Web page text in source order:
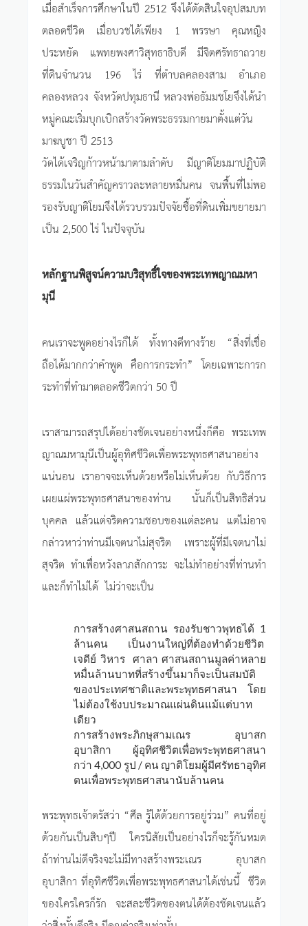
เมื่อสำเร็จการศึกษาในปี 2512 จึงได้ตัดสินใจอุปสมบท
ตลอดชีวิต เมื่อบวชได้เพียง 1 พรรษา คุณหญิง
ประหยัด แพทยพงศาวิสุทธาธิบดี มีจิตศรัทธาถวาย
ที่ดินจำนวน 196 ไร่ ที่ตำบลคลองสาม อำเภอ
คลองหลวง จังหวัดปทุมธานี หลวงพ่อธัมมชโยจึงได้นำ
หมู่คณะเริ่มบุกเบิกสร้างวัดพระธรรมกายมาตั้งแต่วัน
มาฆบูชา ปี 2513
วัดได้เจริญก้าวหน้ามาตามลำดับ มีญาติโยมมาปฏิบัติ
ธรรมในวันสำคัญคราวละหลายหมื่นคน จนพื้นที่ไม่พอ
รองรับญาติโยมจึงได้รวบรวมปัจจัยซื้อที่ดินเพิ่มขยายมา
เป็น 2,500 ไร่ ในปัจจุบัน
หลักฐานพิสูจน์ความบริสุทธิ์ใจของพระเทพญาณมหา
มุนี
คนเราจะพูดอย่างไรก็ได้ ทั้งทางดีทางร้าย “สิ่งที่เชื่อ
ถือได้มากกว่าคำพูด คือการกระทำ” โดยเฉพาะการก
ระทำที่ทำมาตลอดชีวิตกว่า 50 ปี
เราสามารถสรุปได้อย่างชัดเจนอย่างหนึ่งก็คือ พระเทพ
ญาณมหามุนีเป็นผู้อุทิศชีวิตเพื่อพระพุทธศาสนาอย่าง
แน่นอน เราอาจจะเห็นด้วยหรือไม่เห็นด้วย กับวิธีการ
เผยแผ่พระพุทธศาสนาของท่าน นั้นก็เป็นสิทธิส่วน
บุคคล แล้วแต่จริตความชอบของแต่ละคน แต่ไม่อาจ
กล่าวหาว่าท่านมีเจตนาไม่สุจริต เพราะผู้ที่มีเจตนาไม่
สุจริต ทำเพื่อหวังลาภสักการะ จะไม่ทำอย่างที่ท่านทำ
และก็ทำไม่ได้ ไม่ว่าจะเป็น
การสร้างศาสนสถาน รองรับชาวพุทธได้ 1
ล้านคน เป็นงานใหญ่ที่ต้องทำด้วยชีวิต
เจดีย์ วิหาร ศาลา ศาสนสถานมูลค่าหลาย
หมื่นล้านบาทที่สร้างขึ้นมาก็จะเป็นสมบัติ
ของประเทศชาติและพระพุทธศาสนา โดย
ไม่ต้องใช้งบประมาณแผ่นดินแม้แต่บาท
เดียว
การสร้างพระภิกษุสามเณร อุบาสก
อุบาสิกา ผู้อุทิศชีวิตเพื่อพระพุทธศาสนา
กว่า 4,000 รูป / คน ญาติโยมผู้มีศรัทธาอุทิศ
ตนเพื่อพระพุทธศาสนานับล้านคน
พระพุทธเจ้าตรัสว่า “ศีล รู้ได้ด้วยการอยู่ร่วม” คนที่อยู่
ด้วยกันเป็นสิบๆปี ใครนิสัยเป็นอย่างไรก็จะรู้กันหมด
ถ้าท่านไม่ดีจริงจะไม่มีทางสร้างพระเณร อุบาสก
อุบาสิกา ที่อุทิศชีวิตเพื่อพระพุทธศาสนาได้เช่นนี้ ชีวิต
ของใครใครก็รัก จะสละชีวิตของตนได้ต้องชัดเจนแล้ว